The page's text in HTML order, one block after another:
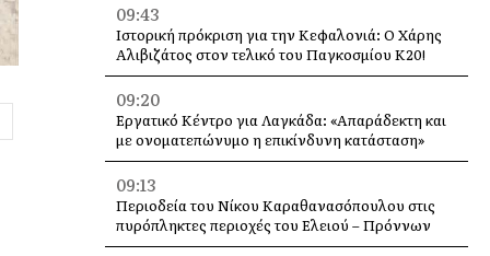
09:43
Ιστορική πρόκριση για την Κεφαλονιά: Ο Χάρης
Αλιβιζάτος στον τελικό του Παγκοσμίου Κ20!
09:20
Εργατικό Κέντρο για Λαγκάδα: «Απαράδεκτη και
με ονοματεπώνυμο η επικίνδυνη κατάσταση»
09:13
Περιοδεία του Νίκου Καραθανασόπουλου στις
πυρόπληκτες περιοχές του Ελειού – Πρόννων